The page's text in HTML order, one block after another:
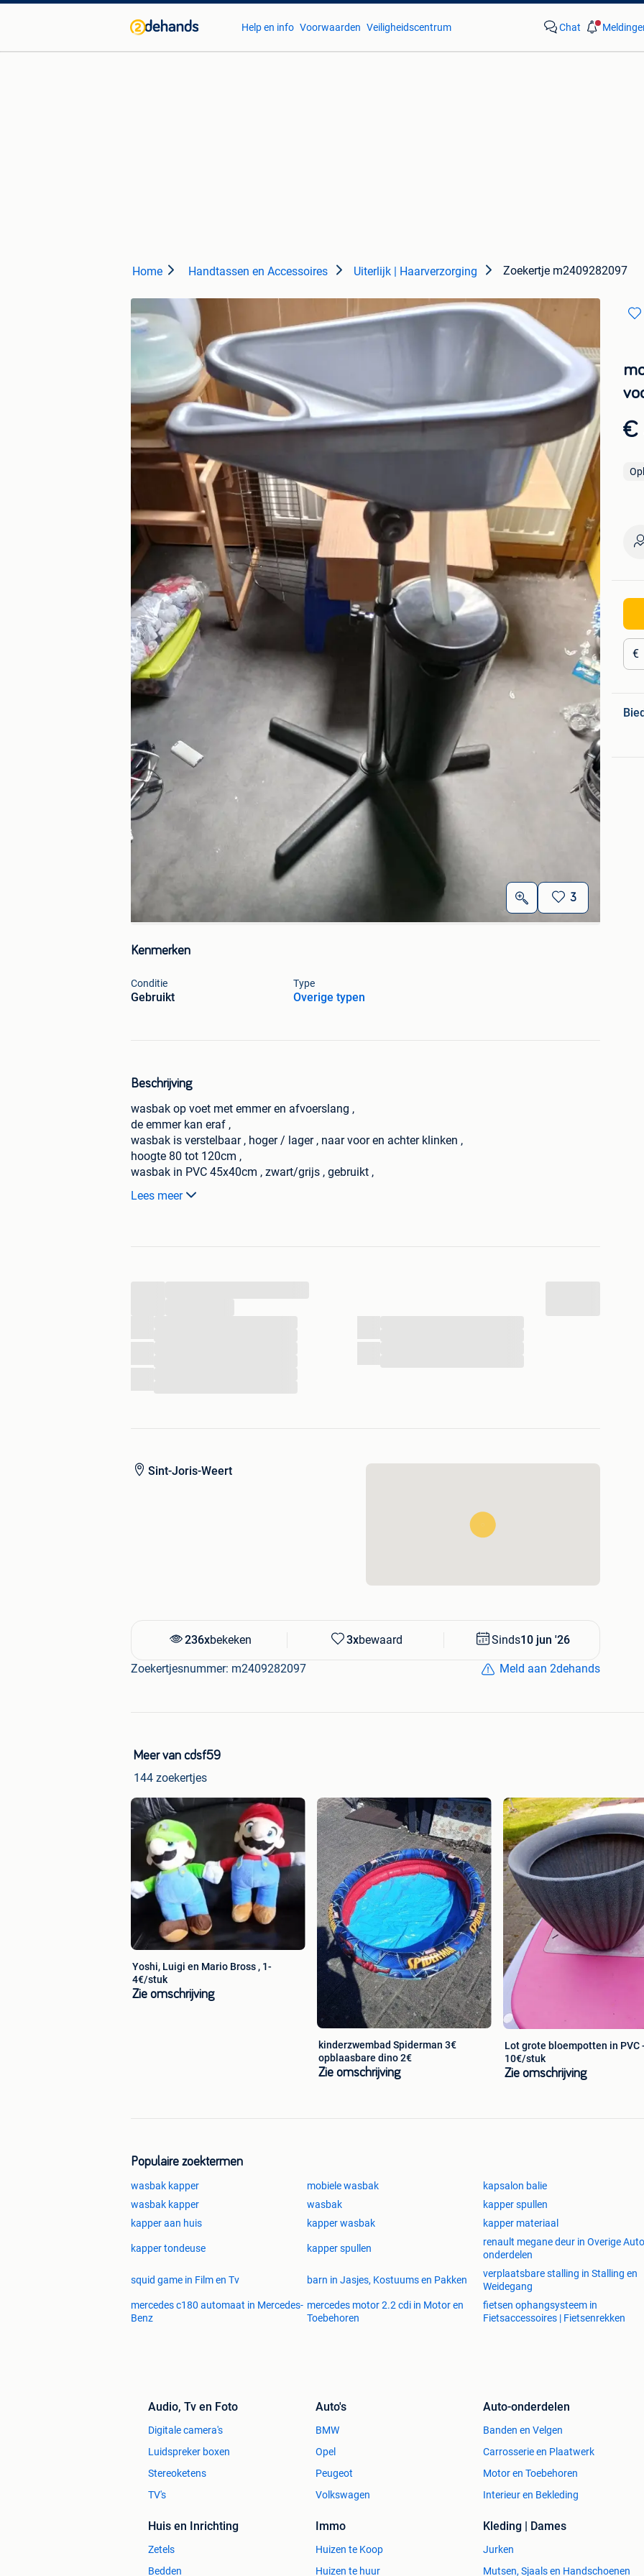
Help en info Voorwaarden Veiligheidscentrum Chat
Home Handtassen en Accessoires Uiterlijk | Haarverzorging Zoekertje m2409282097
3
Kenmerken
Conditie
Gebruikt
Type
Overige typen
Beschrijving
wasbak op voet met emmer en afvoerslang ,
de emmer kan eraf ,
wasbak is verstelbaar , hoger / lager , naar voor en achter klinken ,
hoogte 80 tot 120cm ,
wasbak in PVC 45x40cm , zwart/grijs , gebruikt ,
enkel afhalen geen verzending
Lees meer
Sint-Joris-Weert
236xbekeken 3xbewaard Sinds10 jun '26
Zoekertjesnummer: m2409282097 Meld aan 2dehands
€
€
Meer van cdsf59
144 zoekertjes
Yoshi, Luigi en Mario Bross , 1-
4€/stuk
Zie omschrijving
kinderzwembad Spiderman 3€
opblaasbare dino 2€
Zie omschrijving
Lot grote bloempotten in PVC
10€/stuk
Zie omschrijving
Populaire zoektermen
wasbak kapper mobiele wasbak kapsalon balie
wasbak kapper
wasbak kapper spullen
kapper aan huis
kapper wasbak kapper materiaal
kapper tondeuse kapper spullen
renault megane deur in Overige
onderdelen
squid game in Film en Tv barn in Jasjes, Kostuums en Pakken
verplaatsbare stalling in Stalling en
Weidegang
mercedes c180 automaat in Mercedes-
Benz
mercedes motor 2.2 cdi in Motor en
Toebehoren
fietsen ophangsysteem in
Fietsaccessoires | Fietsenrekken
Audio, Tv en Foto
Digitale camera's
Luidspreker boxen
Stereoketens
TV's
Auto's
BMW
Opel
Peugeot
Volkswagen
Auto-onderdelen
Banden en Velgen
Carrosserie en Plaatwerk
Motor en Toebehoren
Interieur en Bekleding
Huis en Inrichting
Zetels
Bedden
Immo
Huizen te Koop
Huizen te huur
Kleding | Dames
Jurken
Mutsen, Sjaals en Handschoenen